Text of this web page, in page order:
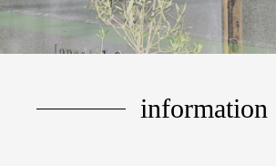
information